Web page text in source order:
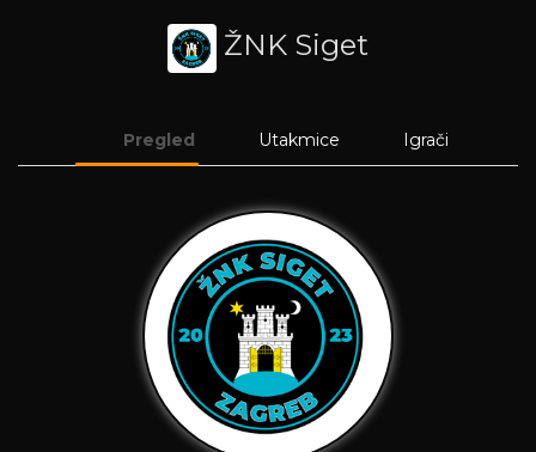
ŽNK Siget
Pregled Utakmice Igrači